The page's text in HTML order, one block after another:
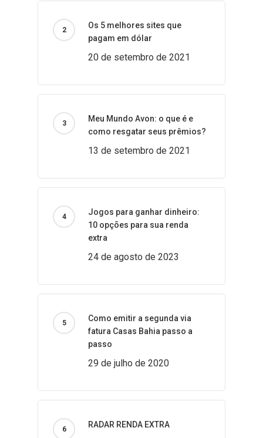
Os 5 melhores sites que
pagam em dólar
20 de setembro de 2021
Meu Mundo Avon: o que é e
como resgatar seus prêmios?
13 de setembro de 2021
Jogos para ganhar dinheiro:
10 opções para sua renda
extra
24 de agosto de 2023
Como emitir a segunda via
fatura Casas Bahia passo a
passo
29 de julho de 2020
RADAR RENDA EXTRA